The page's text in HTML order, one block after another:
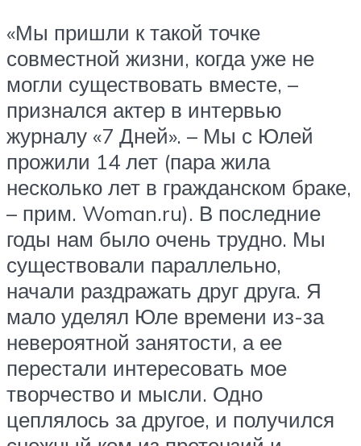
«Мы пришли к такой точке
совместной жизни, когда уже не
могли существовать вместе, –
признался актер в интервью
журналу «7 Дней». – Мы с Юлей
прожили 14 лет (пара жила
несколько лет в гражданском браке,
– прим. Woman.ru). В последние
годы нам было очень трудно. Мы
существовали параллельно,
начали раздражать друг друга. Я
мало уделял Юле времени из-за
невероятной занятости, а ее
перестали интересовать мое
творчество и мысли. Одно
цеплялось за другое, и получился